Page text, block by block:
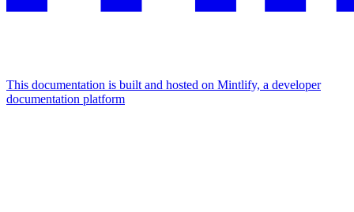
This documentation is built and hosted on Mintlify, a developer
documentation platform